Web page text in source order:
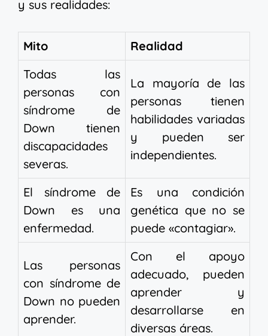
y sus realidades:
Mito
Realidad
Todas las
personas con
síndrome de
Down tienen
discapacidades
severas.
La mayoría de las
personas tienen
habilidades variadas
y pueden ser
independientes.
El síndrome de
Down es una
enfermedad.
Es una condición
genética que no se
puede «contagiar».
Las personas
con síndrome de
Down no pueden
aprender.
Con el apoyo
adecuado, pueden
aprender y
desarrollarse en
diversas áreas.